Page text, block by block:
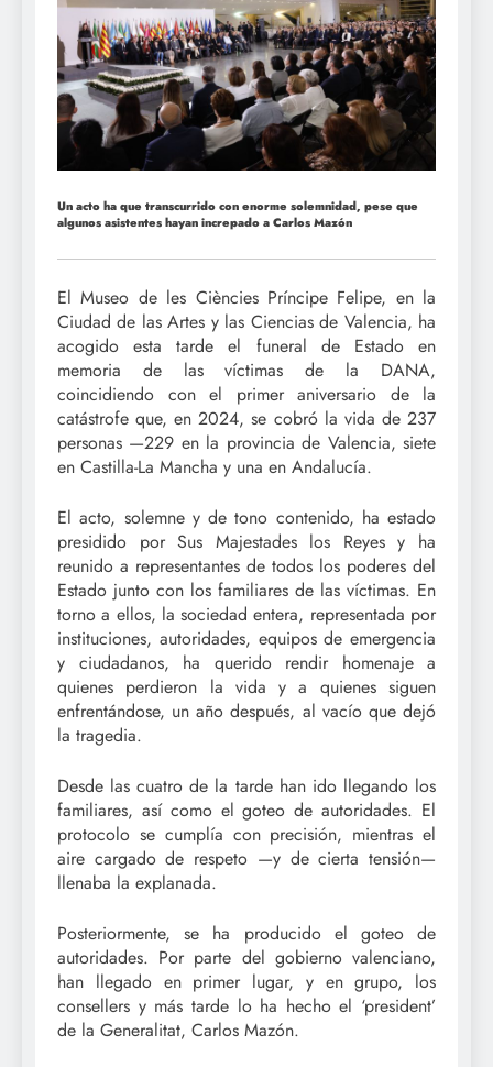
Un acto ha que transcurrido con enorme solemnidad, pese que
algunos asistentes hayan increpado a Carlos Mazón
El Museo de les Ciències Príncipe Felipe, en la
Ciudad de las Artes y las Ciencias de Valencia, ha
acogido esta tarde el funeral de Estado en
memoria de las víctimas de la DANA,
coincidiendo con el primer aniversario de la
catástrofe que, en 2024, se cobró la vida de 237
personas —229 en la provincia de Valencia, siete
en Castilla-La Mancha y una en Andalucía.
El acto, solemne y de tono contenido, ha estado
presidido por Sus Majestades los Reyes y ha
reunido a representantes de todos los poderes del
Estado junto con los familiares de las víctimas. En
torno a ellos, la sociedad entera, representada por
instituciones, autoridades, equipos de emergencia
y ciudadanos, ha querido rendir homenaje a
quienes perdieron la vida y a quienes siguen
enfrentándose, un año después, al vacío que dejó
la tragedia.
Desde las cuatro de la tarde han ido llegando los
familiares, así como el goteo de autoridades. El
protocolo se cumplía con precisión, mientras el
aire cargado de respeto —y de cierta tensión—
llenaba la explanada.
Posteriormente, se ha producido el goteo de
autoridades. Por parte del gobierno valenciano,
han llegado en primer lugar, y en grupo, los
consellers y más tarde lo ha hecho el ‘president’
de la Generalitat, Carlos Mazón.